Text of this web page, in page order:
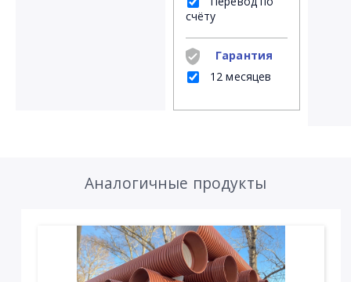
счёту
Гарантия
12 месяцев
Аналогичные продукты